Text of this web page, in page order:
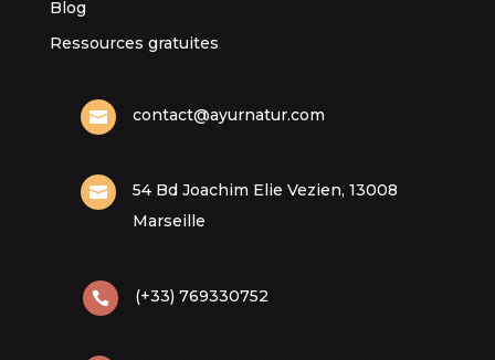
Blog
Ressources gratuites
 contact@ayurnatur.com

54 Bd Joachim Elie Vezien, 13008
Marseille
 (+33) 769330752